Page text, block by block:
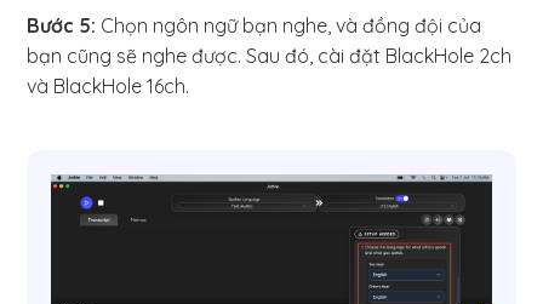
Bước 5: Chọn ngôn ngữ bạn nghe, và đồng đội của
bạn cũng sẽ nghe được. Sau đó, cài đặt BlackHole 2ch
và BlackHole 16ch.